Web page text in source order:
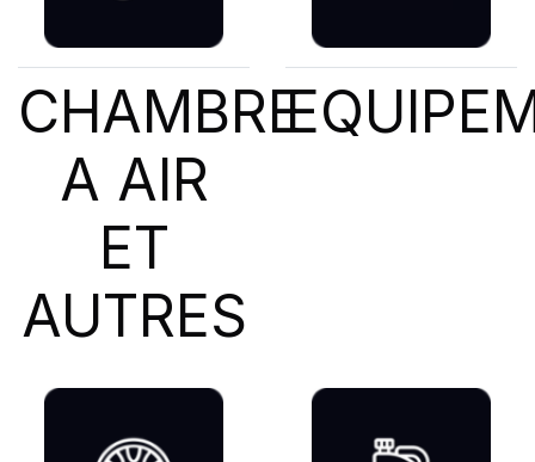
CHAMBRE
A AIR
ET
AUTRES